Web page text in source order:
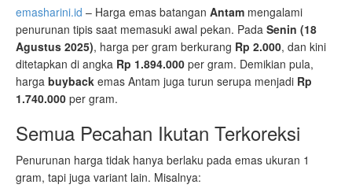
emasharini.id – Harga emas batangan Antam mengalami
penurunan tipis saat memasuki awal pekan. Pada Senin (18
Agustus 2025), harga per gram berkurang Rp 2.000, dan kini
ditetapkan di angka Rp 1.894.000 per gram. Demikian pula,
harga buyback emas Antam juga turun serupa menjadi Rp
1.740.000 per gram.
Semua Pecahan Ikutan Terkoreksi
Penurunan harga tidak hanya berlaku pada emas ukuran 1
gram, tapi juga variant lain. Misalnya: